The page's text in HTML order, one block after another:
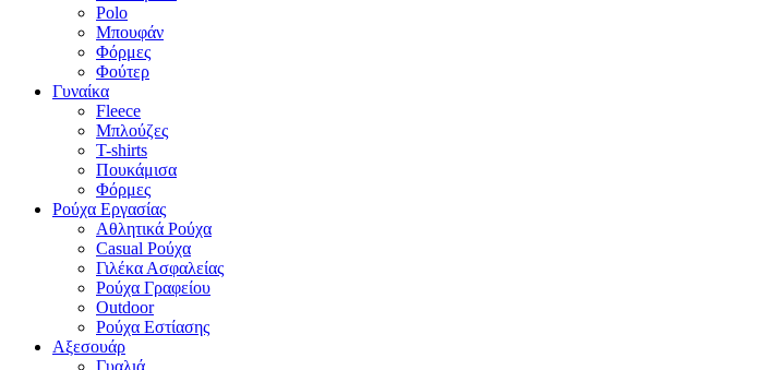
Polo
Μπουφάν
Φόρμες
Φούτερ
Γυναίκα
Fleece
Μπλούζες
T-shirts
Πουκάμισα
Φόρμες
Ρούχα Εργασίας
Αθλητικά Ρούχα
Casual Ρούχα
Γιλέκα Ασφαλείας
Ρούχα Γραφείου
Outdoor
Ρούχα Εστίασης
Αξεσουάρ
Γυαλιά